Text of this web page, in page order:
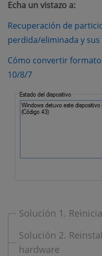
Echa un vistazo a:
Recuperación de
perdida/eliminada y sus
Cómo convertir formato
10/8/7(opens new
Solución 1.
Solución 2.
hardware